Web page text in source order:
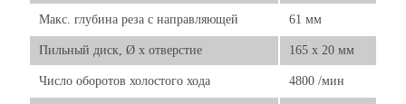
Макс. глубина реза с направляющей 61 мм
Пильный диск, Ø x отверстие 165 x 20 мм
Число оборотов холостого хода 4800 /мин